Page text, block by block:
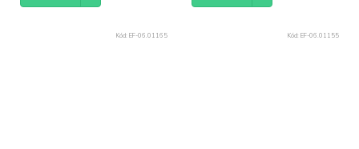
Kód: EF-06.01165 Kód: EF-06.01155